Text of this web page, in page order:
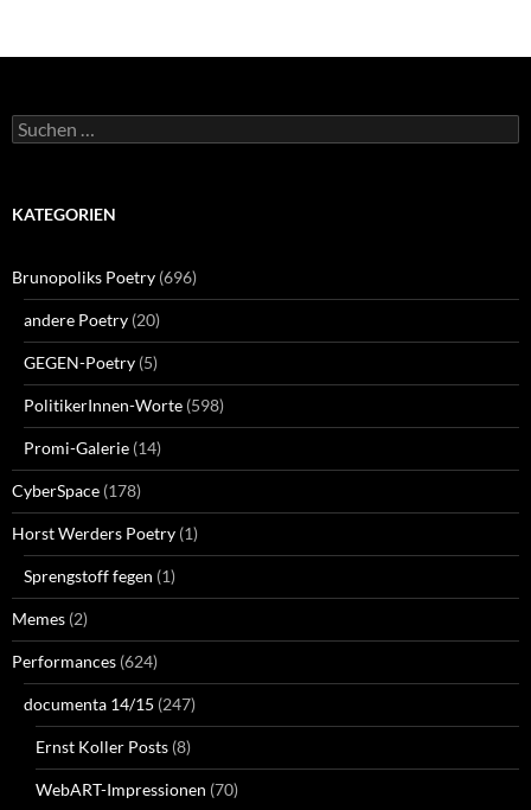
Suchen
nach:
KATEGORIEN
Brunopoliks Poetry (696)
andere Poetry (20)
GEGEN-Poetry (5)
PolitikerInnen-Worte (598)
Promi-Galerie (14)
CyberSpace (178)
Horst Werders Poetry (1)
Sprengstoff fegen (1)
Memes (2)
Performances (624)
documenta 14/15 (247)
Ernst Koller Posts (8)
WebART-Impressionen (70)